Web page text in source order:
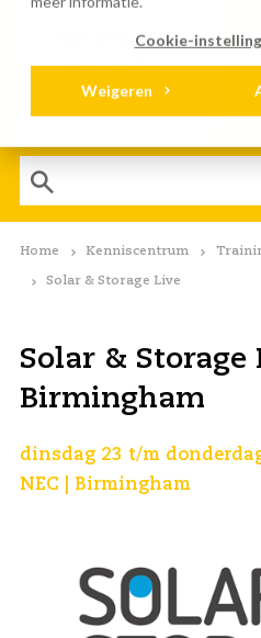
Cookie-
Weigeren
Home Kenniscentrum
Solar & Storage Live
Solar & Storage
Birmingham
dinsdag 23 t/m
NEC | Birmingham